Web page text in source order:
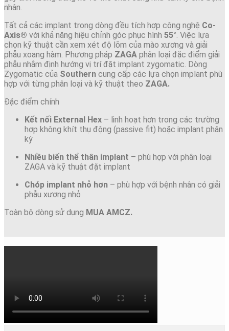
nhân.
Tất cả các implant trong dòng đều tích hợp công nghệ Co-
Axis® với khả năng hiệu chỉnh góc phục hình 55° . Việc lựa
chọn kỹ thuật cần xem xét độ lõm của mào xương và giải
phẫu xoang hàm. Phương pháp ZAGA phân loại đặc điểm giải
phẫu nhằm định hướng vị trí đặt implant zygomatic. Dòng
Zygomatic của Southern cung cấp các lựa chọn implant phù
hợp với từng phân loại và kỹ thuật theo ZAGA.
Đặc điểm chính
Kết nối External Hex – linh hoạt hơn trong các trường
hợp không khít thụ động (passive fit) hoặc implant phân
kỳ
Nhiều biến thể thân implant – phù hợp với phân loại
ZAGA và kỹ thuật đặt implant
Chóp implant nhỏ hơn – phù hợp với bệnh nhân có giải
phẫu xương nhỏ
Toàn bộ dòng sử dụng MUA AMCZ.